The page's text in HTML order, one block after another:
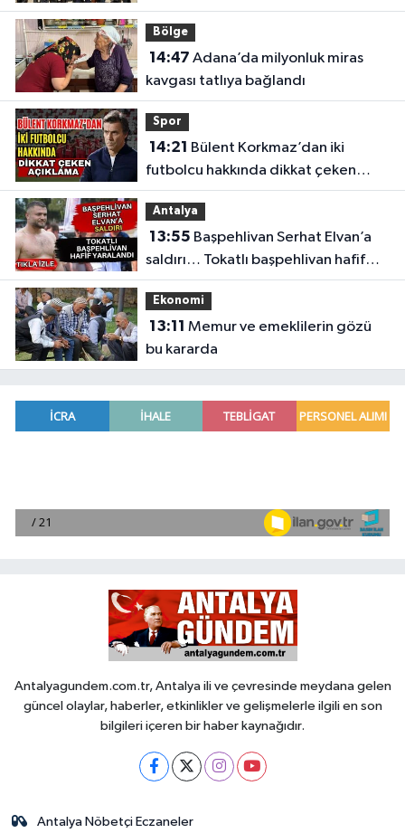
Bölge
14:47
kavgası tatlıya bağlandı
Spor
14:21
futbolcu hakkında dikkat çeken
açıklama
Antalya
13:55
saldırı… Tokatlı başpehlivan hafif
yaralandı
Ekonomi
13:11
bu kararda
Antalyagundem.com.tr, Antalya ili ve çevresinde meydana gelen
güncel olaylar, haberler, etkinlikler ve gelişmelerle ilgili en son
bilgileri içeren bir haber kaynağıdır.
Antalya Nöbetçi Eczaneler